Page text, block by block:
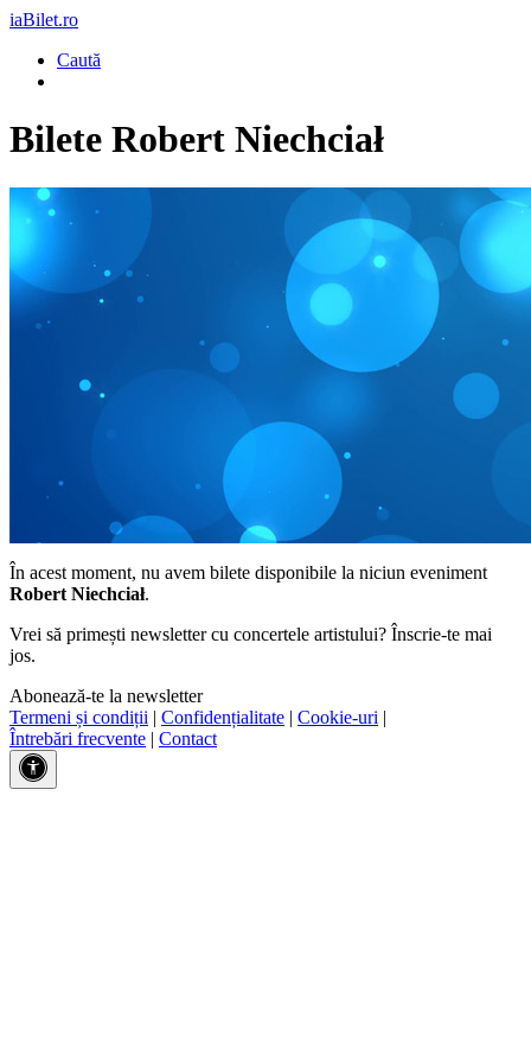
iaBilet.ro
Caută
Bilete Robert Niechciał
În acest moment, nu avem bilete disponibile la niciun eveniment
Robert Niechciał.
Vrei să primești newsletter cu concertele artistului? Înscrie-te mai
jos.
Abonează-te la newsletter
Termeni și condiții | Confidențialitate | Cookie-uri |
Întrebări frecvente | Contact